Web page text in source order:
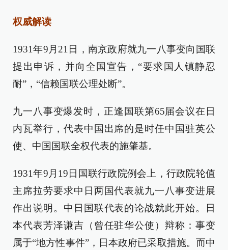
权威解读
1931年9月21日，南京政府就九一八事变向国联
提出申诉，并向全国宣告，“要求国人镇静忍
耐”，“信赖国联公理处断”。
九一八事变爆发时，正逢国联第65届会议在日
内瓦举行，代表中国出席的是时任中国驻英公
使、中国国联全权代表的施肇基。
1931年9月19日国联行政院例会上，行政院轮值
主席拉劳要求中日两国代表就九一八事变进展
作出说明。中日国联代表的论战就此开始。日
本代表芳泽谦吉（曾任驻华公使）辩称：事变
属于“地方性事件”，日本政府已采取措施。而中